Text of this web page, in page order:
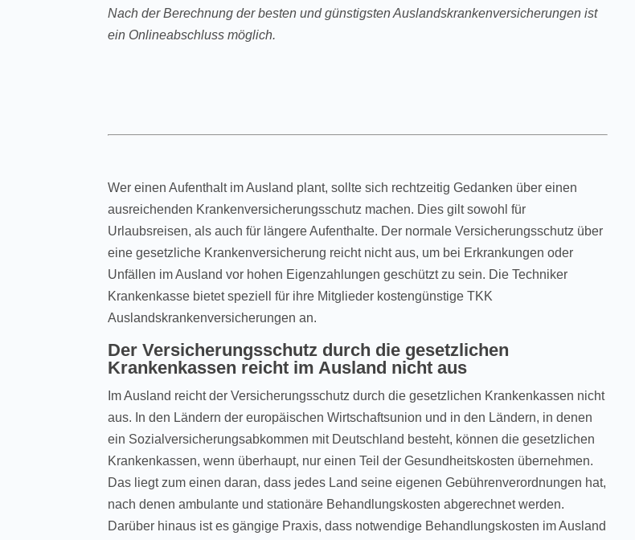
Nach der Berechnung der besten und günstigsten Auslandskrankenversicherungen ist
ein Onlineabschluss möglich.
Wer einen Aufenthalt im Ausland plant, sollte sich rechtzeitig Gedanken über einen
ausreichenden Krankenversicherungsschutz machen. Dies gilt sowohl für
Urlaubsreisen, als auch für längere Aufenthalte. Der normale Versicherungsschutz über
eine gesetzliche Krankenversicherung reicht nicht aus, um bei Erkrankungen oder
Unfällen im Ausland vor hohen Eigenzahlungen geschützt zu sein. Die Techniker
Krankenkasse bietet speziell für ihre Mitglieder kostengünstige TKK
Auslandskrankenversicherungen an.
Der Versicherungsschutz durch die gesetzlichen
Krankenkassen reicht im Ausland nicht aus
Im Ausland reicht der Versicherungsschutz durch die gesetzlichen Krankenkassen nicht
aus. In den Ländern der europäischen Wirtschaftsunion und in den Ländern, in denen
ein Sozialversicherungsabkommen mit Deutschland besteht, können die gesetzlichen
Krankenkassen, wenn überhaupt, nur einen Teil der Gesundheitskosten übernehmen.
Das liegt zum einen daran, dass jedes Land seine eigenen Gebührenverordnungen hat,
nach denen ambulante und stationäre Behandlungskosten abgerechnet werden.
Darüber hinaus ist es gängige Praxis, dass notwendige Behandlungskosten im Ausland